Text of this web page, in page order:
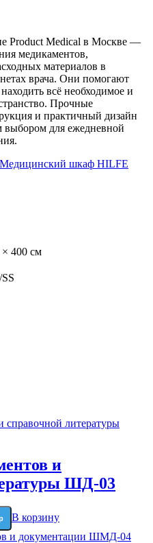
Product Medical в Москве —
медикаментов,
материалов в
врача. Они помогают
всё необходимое и
Прочные
и практичный дизайн
для ежедневной
Медицинский шкаф HILFE
400 см
и
ШД-03
В корзину